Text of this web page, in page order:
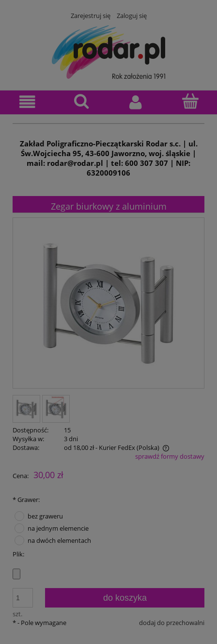
Zarejestruj się Zaloguj się
Zakład Poligraficzno-Pieczątkarski Rodar s.c. | ul.
Św.Wojciecha 95, 43-600 Jaworzno, woj. śląskie |
mail: rodar@rodar.pl | tel: 600 307 307 | NIP:
6320009106
Zegar biurkowy z aluminium
Dostępność:
15
Wysyłka w:
3 dni
Dostawa:
od 18,00 zł- Kurier FedEx(Polska)
Cena nie zawiera ewentualnych kosztów płatnościsprawdź formy dostawy
Cena: 30,00 zł
* Grawer:
bez graweru
na jednym elemencie
na dwóch elementach
Plik:
szt.
do koszyka
dodaj do przechowalni
*- Pole wymagane